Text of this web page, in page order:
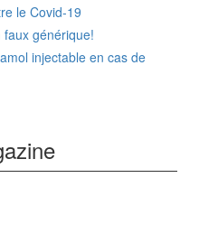
le Covid-19
faux générique!
injectable en cas de